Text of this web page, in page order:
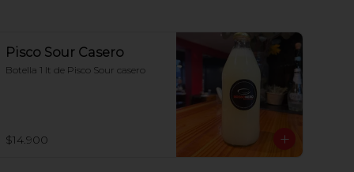
Pisco Sour Casero
Botella 1 lt de Pisco Sour casero
$14.900